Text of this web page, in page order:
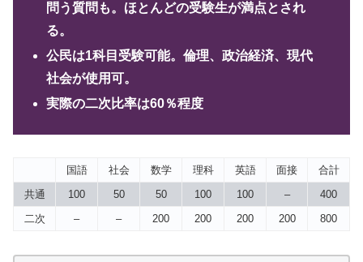
問う質問も。ほとんどの受験生が満点とされ
る。
公民は1科目受験可能。倫理、政治経済、現代
社会が使用可。
実際の二次比率は60％程度
国語 社会 数学 理科 英語 面接
合計
共通
100 50 50 100 100 –
400
二次
– – 200 200 200 200 800